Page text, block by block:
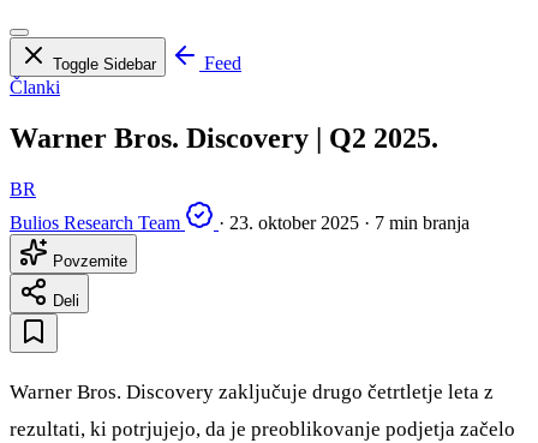
Toggle Sidebar
Feed
Članki
Warner Bros. Discovery | Q2 2025.
BR
Bulios Research Team
· 23. oktober 2025 · 7 min branja
Povzemite
Deli
Warner Bros. Discovery zaključuje drugo četrtletje leta z
rezultati, ki potrjujejo, da je preoblikovanje podjetja začelo